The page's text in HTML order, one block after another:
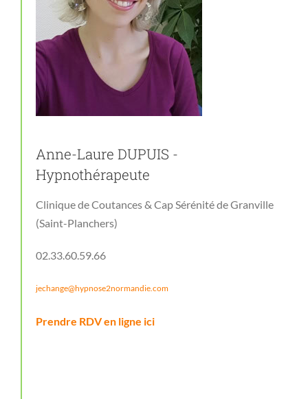
Anne-Laure DUPUIS -
Hypnothérapeute
Clinique de Coutances & Cap Sérénité de Granville
(Saint-Planchers)
02.33.60.59.66
jechange@hypnose2normandie.com
Prendre RDV en ligne ici